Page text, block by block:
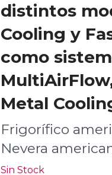
distintos
Cooling y
como
Metal
Frigorífico
Nevera
Sin Stock